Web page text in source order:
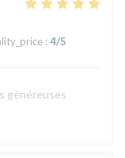
: 4/5
généreuses